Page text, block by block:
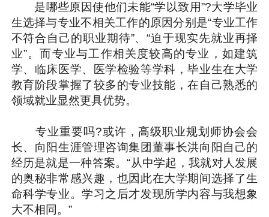
是哪些原因使他们未能“学以致用”?大学毕业
生选择与专业不相关工作的原因分别是“专业工作
不符合自己的职业期待”、“迫于现实先就业再择
业”。而专业与工作相关度较高的专业，如建筑
学、临床医学、医学检验等学科，毕业生在大学
教育阶段掌握了较多的专业技能，在自己熟悉的
领域就业显然更具优势。
专业重要吗?或许，高级职业规划师协会会
长、向阳生涯管理咨询集团董事长洪向阳自己的
经历是就是一种答案。“从中学起，我就对人发展
的奥秘非常感兴趣，也因此在大学期间选择了生
命科学专业。学习之后才发现所学内容与我想象
大不相同。”